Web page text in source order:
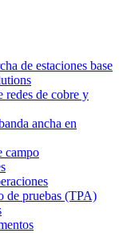
de estaciones base
redes de cobre y
ancha en
campo
de pruebas (TPA)